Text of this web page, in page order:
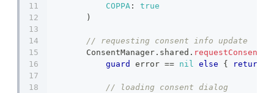
COPPA :
true
)
// requesting consent info update
ConsentManager . shared .
guard
error == nil else { return
// loading consent dialog